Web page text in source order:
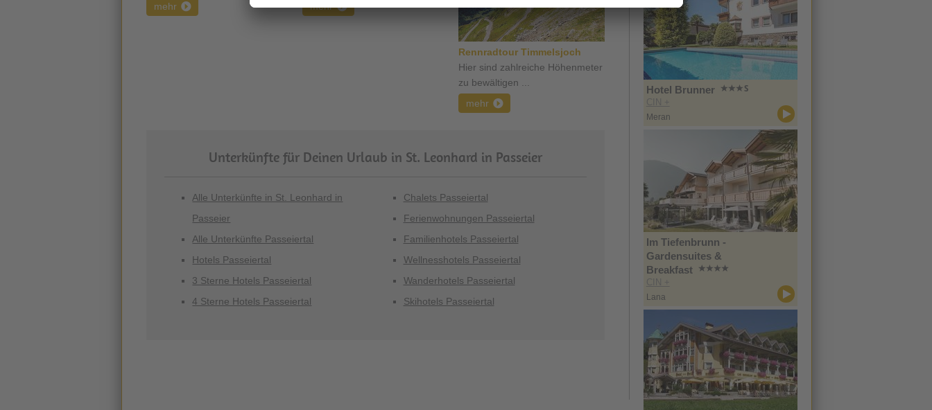
mehr
mehr
Rennradtour Timmelsjoch
Hier sind zahlreiche Höhenmeter
zu bewältigen ...
mehr
Unterkünfte für Deinen Urlaub in St. Leonhard in Passeier
Alle Unterkünfte in St. Leonhard in
Passeier
Alle Unterkünfte Passeiertal
Hotels Passeiertal
3 Sterne Hotels Passeiertal
4 Sterne Hotels Passeiertal
Chalets Passeiertal
Ferienwohnungen Passeiertal
Familienhotels Passeiertal
Wellnesshotels Passeiertal
Wanderhotels Passeiertal
Skihotels Passeiertal
Hotel Brunner
CIN +
Meran
Im Tiefenbrunn -
Gardensuites &
Breakfast
CIN +
Lana